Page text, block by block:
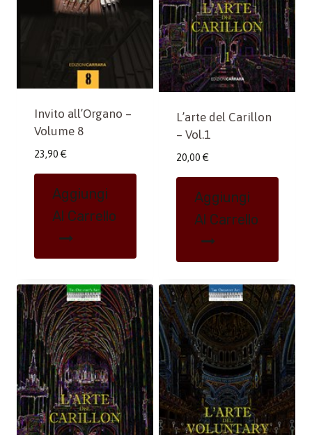
Invito all’Organo –
Volume 8
23,90 €
Aggiungi
Al Carrello
L’arte del Carillon
– Vol.1
20,00 €
Aggiungi
Al Carrello